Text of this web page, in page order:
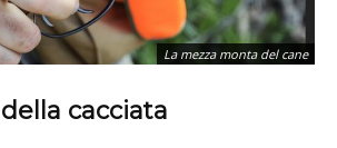
La mezza monta del cane
della cacciata